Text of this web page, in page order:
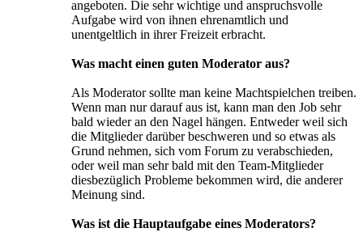
angeboten. Die sehr wichtige und anspruchsvolle
Aufgabe wird von ihnen ehrenamtlich und
unentgeltlich in ihrer Freizeit erbracht.
Was macht einen guten Moderator aus?
Als Moderator sollte man keine Machtspielchen treiben.
Wenn man nur darauf aus ist, kann man den Job sehr
bald wieder an den Nagel hängen. Entweder weil sich
die Mitglieder darüber beschweren und so etwas als
Grund nehmen, sich vom Forum zu verabschieden,
oder weil man sehr bald mit den Team-Mitglieder
diesbezüglich Probleme bekommen wird, die anderer
Meinung sind.
Was ist die Hauptaufgabe eines Moderators?